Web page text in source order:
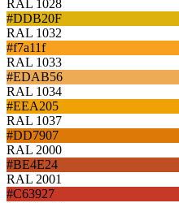
RAL 1028
#DDB20F
RAL 1032
#f7a11f
RAL 1033
#EDAB56
RAL 1034
#EEA205
RAL 1037
#DD7907
RAL 2000
#BE4E24
RAL 2001
#C63927